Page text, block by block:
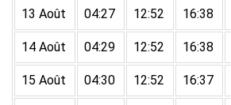
13 Août 04:27 12:52 16:38
14 Août 04:29 12:52 16:38
15 Août 04:30 12:52 16:37